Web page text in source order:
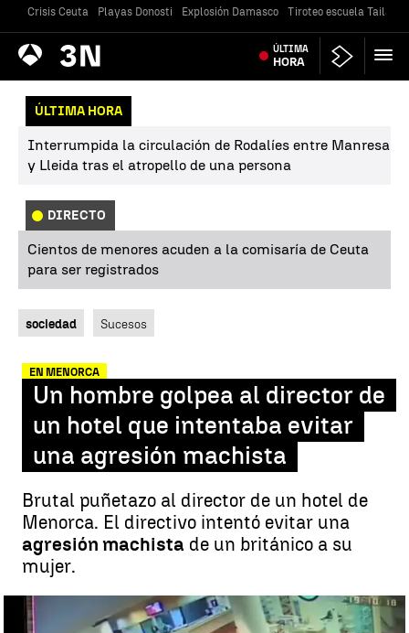
Crisis Ceuta Playas Donosti Explosión Damasco Tiroteo escuela
Antena
3 Noticias ÚLTIMA
HORA
ÚLTIMA HORA
Interrumpida la circulación de Rodalíes entre Manresa
y Lleida tras el atropello de una persona
DIRECTO
Cientos de menores acuden a la comisaría de Ceuta
para ser registrados
sociedad Sucesos
EN MENORCA
Un hombre golpea al director de
un hotel que intentaba evitar
una agresión machista
Brutal puñetazo al director de un hotel de
Menorca. El directivo intentó evitar una
agresión machista de un británico a su
mujer.
Un hombre golpea al director de un hotel que intentaba evitar una
agresión machista |antena3noticias.com